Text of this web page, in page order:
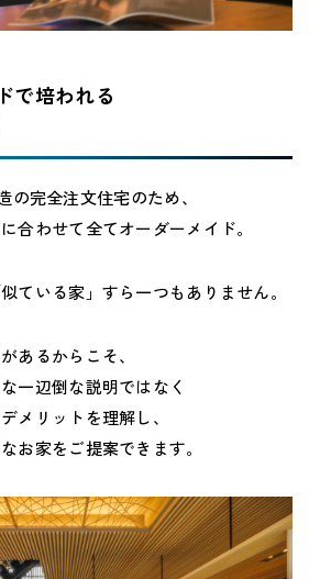
で培われる
の完全注文住宅のため、
合わせて全てオーダーメイド。
ている家」すら一つもありません。
あるからこそ、
一辺倒な説明ではなく
メリットを理解し、
お家をご提案できます。